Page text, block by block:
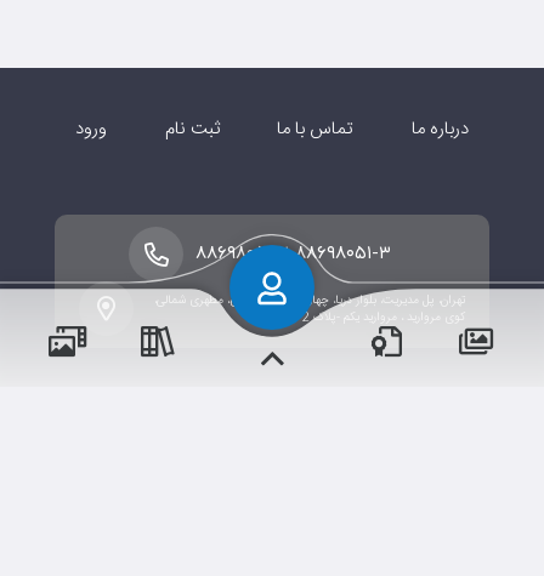
درباره ما تماس با ما ثبت نام ورود
تهران، پل مدیریت، بلوار دریا، چهارراه شهید مطهری، مطهری شمالی،
کوی مروارید ، مروارید یکم -پلاک 2
۸۸۶۹۸۰۵۱-۳-۸۸۶۹۸۰۵۱-۲